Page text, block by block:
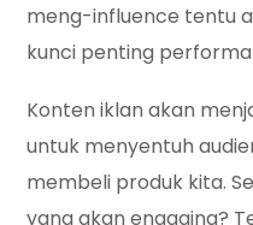
meng-influence tentu
kunci penting
Konten iklan akan
untuk menyentuh
membeli produk kita.
yang akan engaging?